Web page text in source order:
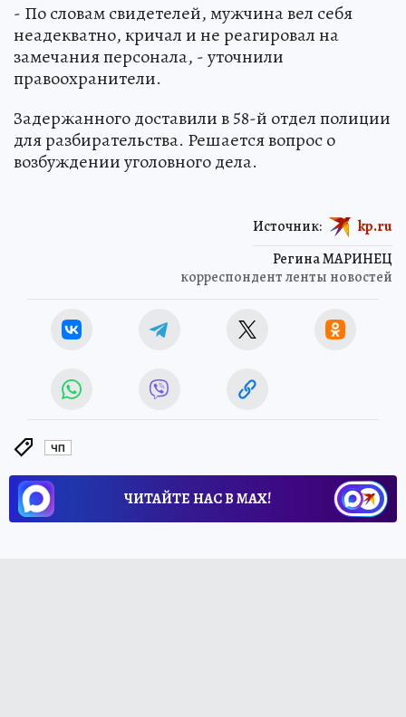
- По словам свидетелей, мужчина вел себя
неадекватно, кричал и не реагировал на
замечания персонала, - уточнили
правоохранители.
Задержанного доставили в 58-й отдел полиции
для разбирательства. Решается вопрос о
возбуждении уголовного дела.
Регина МАРИНЕЦ
корреспондент ленты новостей
Источник: kp.ru
ЧП
ЧИТАЙТЕ НАС В МАХ!